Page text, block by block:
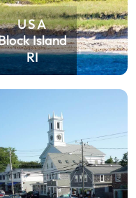
USA
Island
RI